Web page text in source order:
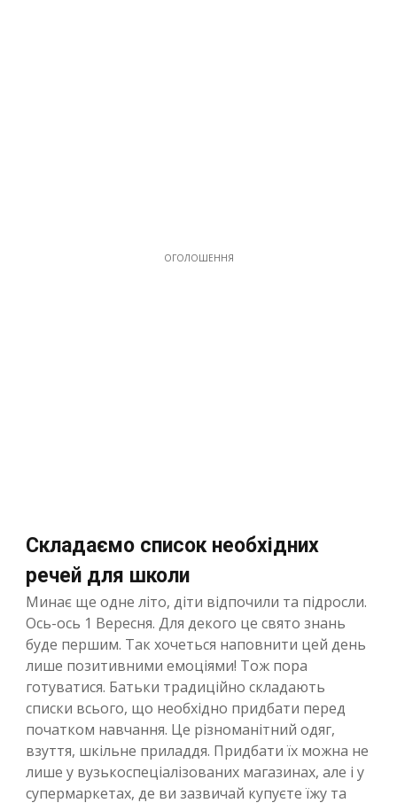
ОГОЛОШЕННЯ
Складаємо список необхідних
речей для школи
Минає ще одне літо, діти відпочили та підросли.
Ось-ось 1 Вересня. Для декого це свято знань
буде першим. Так хочеться наповнити цей день
лише позитивними емоціями! Тож пора
готуватися. Батьки традиційно складають
списки всього, що необхідно придбати перед
початком навчання. Це різноманітний одяг,
взуття, шкільне приладдя. Придбати їх можна не
лише у вузькоспеціалізованих магазинах, але і у
супермаркетах, де ви зазвичай купуєте їжу та